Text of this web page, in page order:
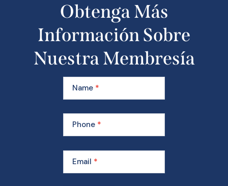
Obtenga Más
Información Sobre
Nuestra Membresía
Learn
More
About
Our
Membership
Name *
Phone *
Email *